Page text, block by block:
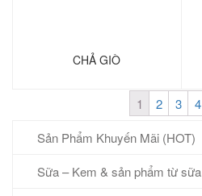
Sản Phẩm Khuyến Mãi (HOT)
Sữa – Kem & sản phẩm từ sữa
CHẢ GIÒ
1 2 3 4